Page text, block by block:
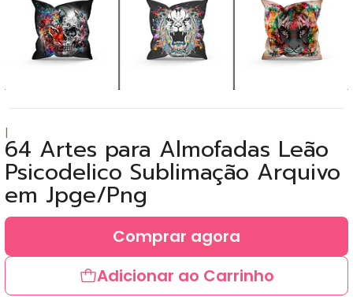
|64 Artes para Almofadas Leão
Psicodelico Sublimação Arquivo
em Jpge/Png
Adicionar ao Carrinho
Comprar agora